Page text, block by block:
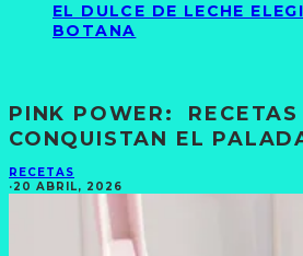
EL DULCE DE LECHE
BOTANA
PINK POWER: RECETAS
CONQUISTAN EL
RECETAS
·20 ABRIL, 2026